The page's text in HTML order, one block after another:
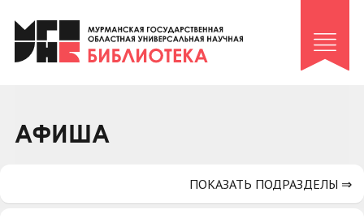
Клуб «Гиря и сельдерей»
Клуб «Семейный архив»
Коллегам
АФИША
ПОКАЗАТЬ ПОДРАЗДЕЛЫ ⇒